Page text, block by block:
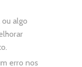
algo
erro nos